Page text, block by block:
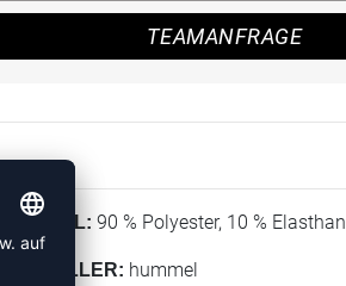
TEAMANFRAGE
90 % Polyester, 10 % Elasthan
hummel